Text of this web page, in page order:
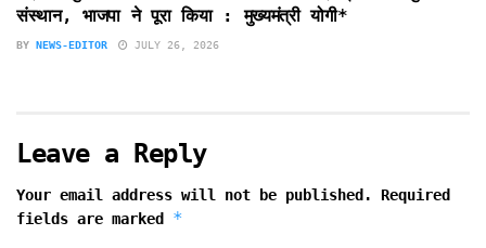
संस्थान, भाजपा ने पूरा किया : मुख्यमंत्री योगी*
BY NEWS-EDITOR JULY 26, 2026
Leave a Reply
Your email address will not be published.
Required
fields are marked *